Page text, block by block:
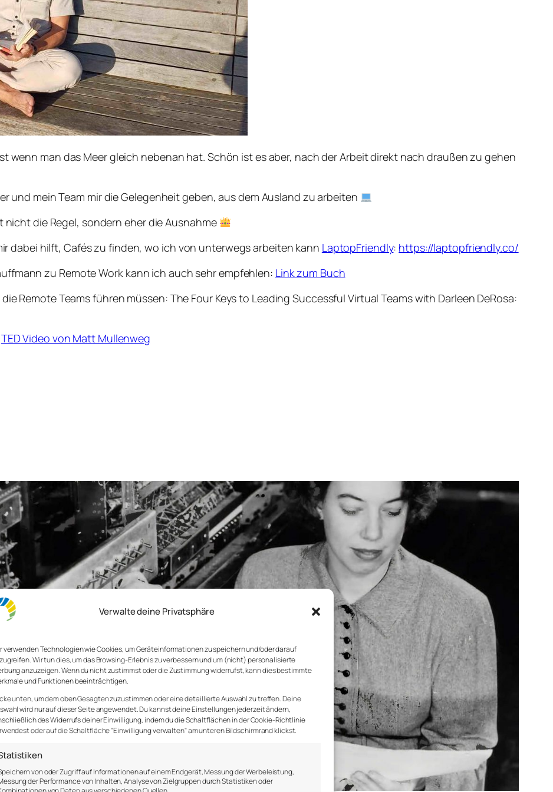
Verwalte deine Privatsphäre
verwenden Technologien wie Cookies, um Geräteinformationen zu speichern und/oder darauf
Wir tun dies, um das Browsing-Erlebnis zu verbessern und um (nicht) personalisierte
anzuzeigen. Wenn du nicht zustimmst oder die Zustimmung widerrufst, kann dies bestimmte
und Funktionen beeinträchtigen.
unten, um dem oben Gesagten zuzustimmen oder eine detaillierte Auswahl zu treffen. Deine
wird nur auf dieser Seite angewendet. Du kannst deine Einstellungen jederzeit ändern,
des Widerrufs deiner Einwilligung, indem du die Schaltflächen in der Cookie-Richtlinie
oder auf die Schaltfläche "Einwilligung verwalten" am unteren Bildschirmrand klickst.
von oder Zugriff auf Informationen auf einem Endgerät, Messung der Werbeleistung,
der Performance von Inhalten, Analyse von Zielgruppen durch Statistiken oder
wenn man das Meer gleich nebenan hat. Schön ist es aber, nach der Arbeit direkt nach draußen zu gehen
und mein Team mir die Gelegenheit geben, aus dem Ausland zu arbeiten
die Regel, sondern eher die Ausnahme
dabei hilft, Cafés zu finden, wo ich von unterwegs arbeiten kann LaptopFriendly: https://laptopfriendly.co/
zu Remote Work kann ich auch sehr empfehlen: Link zum Buch
Remote Teams führen müssen: The Four Keys to Leading Successful Virtual Teams with Darleen DeRosa:
TED Video von Matt Mullenweg